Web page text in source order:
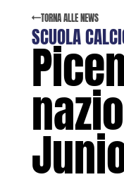
Home
Sponsor
News
TORNA ALLE NEWS
SCUOLA